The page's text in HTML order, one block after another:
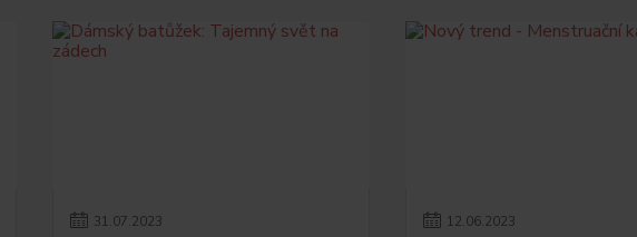
31.07.2023 12.06.2023